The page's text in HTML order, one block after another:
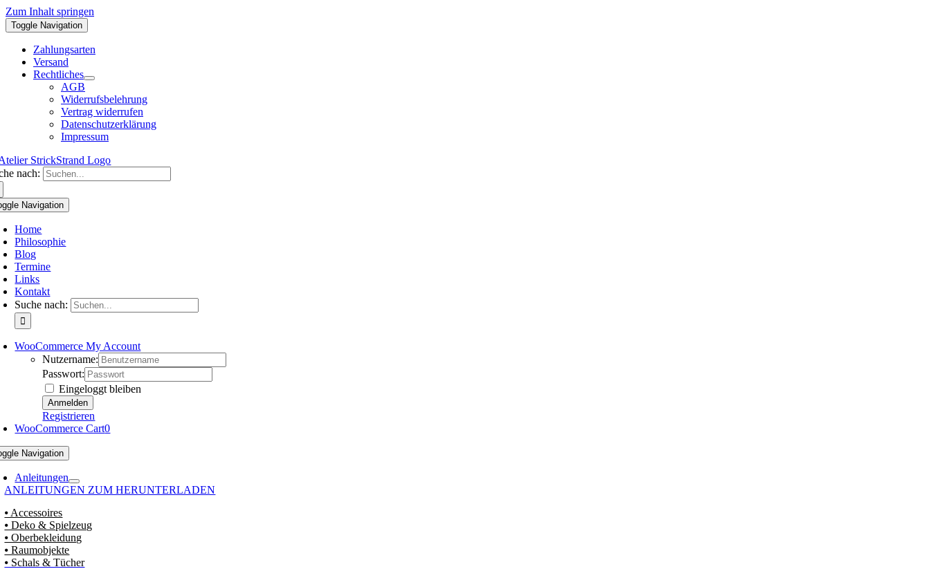
Zum Inhalt springen
Toggle Navigation
Zahlungsarten
Versand
Rechtliches
AGB
Widerrufsbelehrung
Vertrag widerrufen
Datenschutzerklärung
Impressum
nach:
Navigation
Home
Philosophie
Blog
Termine
Links
Kontakt
Suche nach:
WooCommerce My Account
Nutzername:
Passwort:
Eingeloggt bleiben
Registrieren
WooCommerce Cart0
Navigation
Anleitungen
ANLEITUNGEN ZUM HERUNTERLADEN
⦁ Accessoires
⦁ Deko & Spielzeug
⦁ Oberbekleidung
⦁ Raumobjekte
⦁ Schals & Tücher